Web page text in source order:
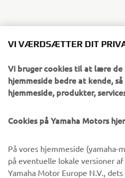
VI VÆRDSÆTTER DIT
Vi bruger cookies til at lære de
hjemmeside bedre at kende,
hjemmeside, produkter,
Cookies på Yamaha Motors
På vores hjemmeside (yamaha-
på eventuelle lokale versioner af
Yamaha Motor Europe N.V.,